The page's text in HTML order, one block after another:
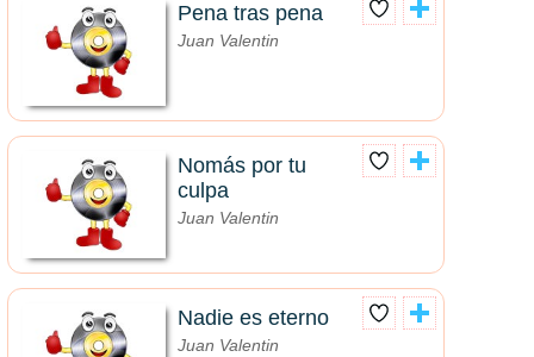
Pena tras pena
Juan Valentin
Nomás por tu
culpa
Juan Valentin
Nadie es eterno
Juan Valentin